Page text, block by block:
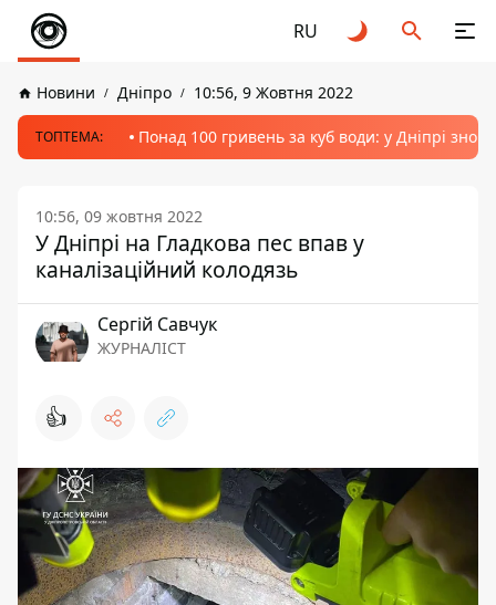
RU
Новини Дніпро 10:56, 9 Жовтня 2022
ТОПТЕМА: Понад 100 гривень за куб води: у Дніпрі
10:56, 09 жовтня 2022
У Дніпрі на Гладкова пес впав у
каналізаційний колодязь
Сергій Савчук
ЖУРНАЛІСТ
👍